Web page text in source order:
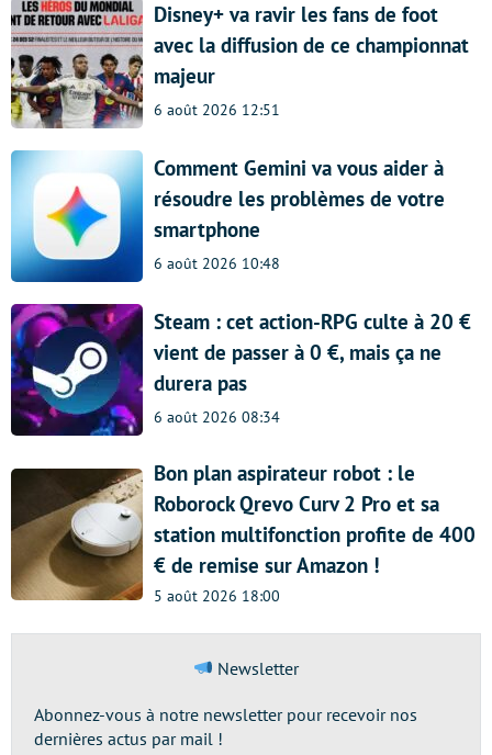
Disney+ va ravir les fans de foot
avec la diffusion de ce championnat
majeur
6 août 2026 12:51
Comment Gemini va vous aider à
résoudre les problèmes de votre
smartphone
6 août 2026 10:48
Steam : cet action-RPG culte à 20 €
vient de passer à 0 €, mais ça ne
durera pas
6 août 2026 08:34
Bon plan aspirateur robot : le
Roborock Qrevo Curv 2 Pro et sa
station multifonction profite de 400
€ de remise sur Amazon !
5 août 2026 18:00
Newsletter
Abonnez-vous à notre newsletter pour recevoir nos
dernières actus par mail !